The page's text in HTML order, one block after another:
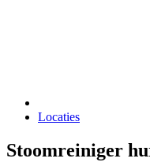
Locaties
Stoomreiniger